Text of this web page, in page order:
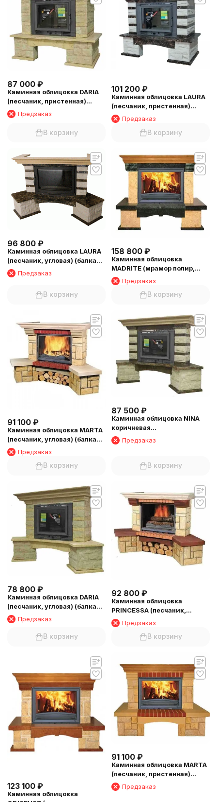
87 000 ₽
Каминная облицовка DARIA
(песчаник, пристенная)
(балка №5)
Предзаказ
В корзину
101 200 ₽
Каминная облицовка LAURA
(песчаник, пристенная)
(балка №5)
Предзаказ
В корзину
96 800 ₽
Каминная облицовка LAURA
(песчаник, угловая) (балка
№6)Предзаказ
В корзину
158 800 ₽
Каминная облицовка
MADRITE (мрамор полир,
пристенная) (балка №1)
Предзаказ
В корзину
91 100 ₽
Каминная облицовка MARTA
(песчаник, угловая) (балка
№2)Предзаказ
В корзину
87 500 ₽
Каминная облицовка NINA
коричневая
(песчаник,угловая) (балка
№6)
Предзаказ
В корзину
78 800 ₽
Каминная облицовка DARIA
(песчаник, угловая) (балка
№6)Предзаказ
В корзину
92 800 ₽
Каминная облицовка
PRINCESSA (песчаник,
угловая) (балка №2)
Предзаказ
В корзину
123 100 ₽
Каминная облицовка
91 100 ₽
Каминная облицовка MARTA
(песчаник, пристенная)
(балка №1)
Предзаказ